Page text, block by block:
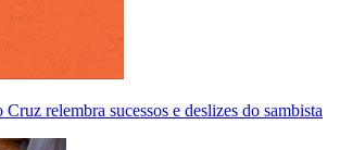
relembra sucessos e deslizes do sambista